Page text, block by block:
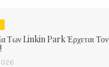
Των Linkin Park Έρχεται Τον